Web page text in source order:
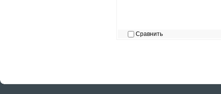
Сравнить